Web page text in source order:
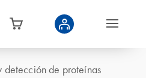
detección de proteínas